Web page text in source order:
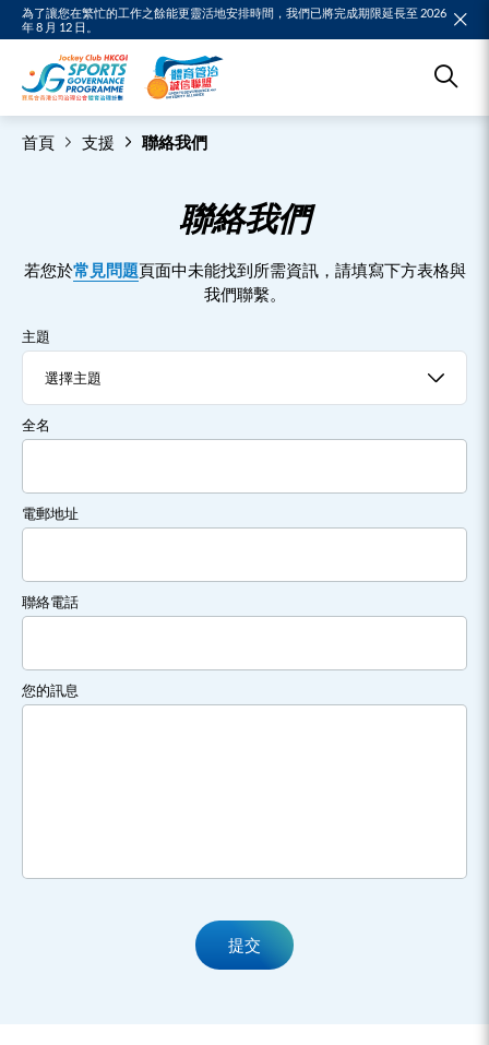
為了讓您在繁忙的工作之餘能更靈活地安排時間，我們已將完成期限延長至 2026
年 8 月 12 日。
首頁 支援 聯絡我們
聯絡我們
若您於常見問題頁面中未能找到所需資訊，請填寫下方表格與
我們聯繫。
主題
全名
電郵地址
聯絡電話
您的訊息
提交